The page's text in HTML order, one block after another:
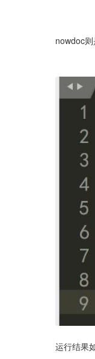
nowdoc
运行结果